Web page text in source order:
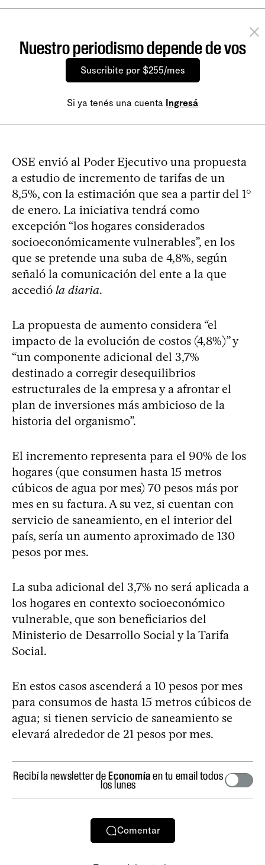
Nuestro periodismo depende de vos
Suscribite por $255/mes
Si ya tenés una cuenta Ingresá
OSE envió al Poder Ejecutivo una propuesta
a estudio de incremento de tarifas de un
8,5%, con la estimación que sea a partir del 1°
de enero. La iniciativa tendrá como
excepción “los hogares considerados
socioeconómicamente vulnerables”, en los
que se pretende una suba de 4,8%, según
señaló la comunicación del ente a la que
accedió la diaria.
La propuesta de aumento considera “el
impacto de la evolución de costos (4,8%)” y
“un componente adicional del 3,7%
destinado a corregir desequilibrios
estructurales de la empresa y a afrontar el
plan de inversiones más ambicioso de la
historia del organismo”.
El incremento representa para el 90% de los
hogares (que consumen hasta 15 metros
cúbicos de agua por mes) 70 pesos más por
mes en su factura. A su vez, si cuentan con
servicio de saneamiento, en el interior del
país, sería un aumento aproximado de 130
pesos por mes.
La suba adicional del 3,7% no será aplicada a
los hogares en contexto socioeconómico
vulnerable, que son beneficiarios del
Ministerio de Desarrollo Social y la Tarifa
Social.
En estos casos ascenderá a 10 pesos por mes
para consumos de hasta 15 metros cúbicos de
agua; si tienen servicio de saneamiento se
elevará alrededor de 21 pesos por mes.
Recibí la newsletter deEconomíaen tu email todos
los lunes
Comentar